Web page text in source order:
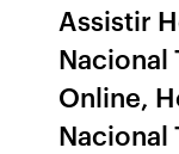
Assistir
Nacional
Online,
Nacional